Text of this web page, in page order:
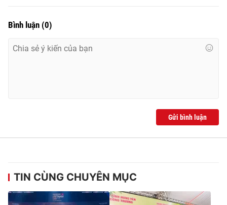
Bình luận (0)
Gửi bình luận
TIN CÙNG CHUYÊN MỤC